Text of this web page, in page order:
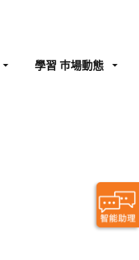
學習 巿場動態